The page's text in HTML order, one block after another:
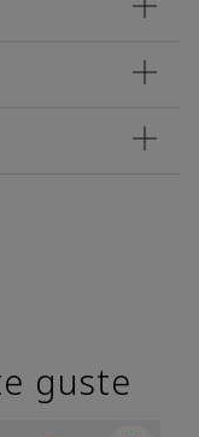
guste